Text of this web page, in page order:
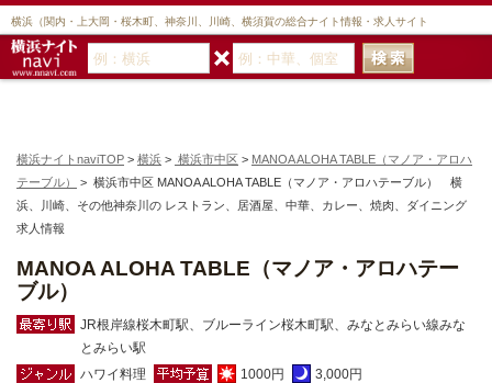
横浜（関内・上大岡・桜木町、神奈川、川崎、横須賀の総合ナイト情報・求人サイト
横浜ナイトnaviTOP > 横浜 > 横浜市中区 > MANOA ALOHA TABLE（マノア・アロハ
テーブル）
> 横浜市中区 MANOA ALOHA TABLE（マノア・アロハテーブル） 横
浜、川崎、その他神奈川の レストラン、居酒屋、中華、カレー、焼肉、ダイニング
求人情報
MANOA ALOHA TABLE（マノア・アロハテー
ブル）
JR根岸線桜木町駅、ブルーライン桜木町駅、みなとみらい線みな
とみらい駅
ハワイ料理
1000円 3,000円